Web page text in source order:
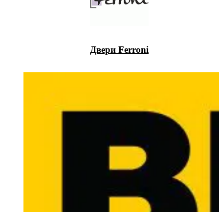
Двери Ferroni